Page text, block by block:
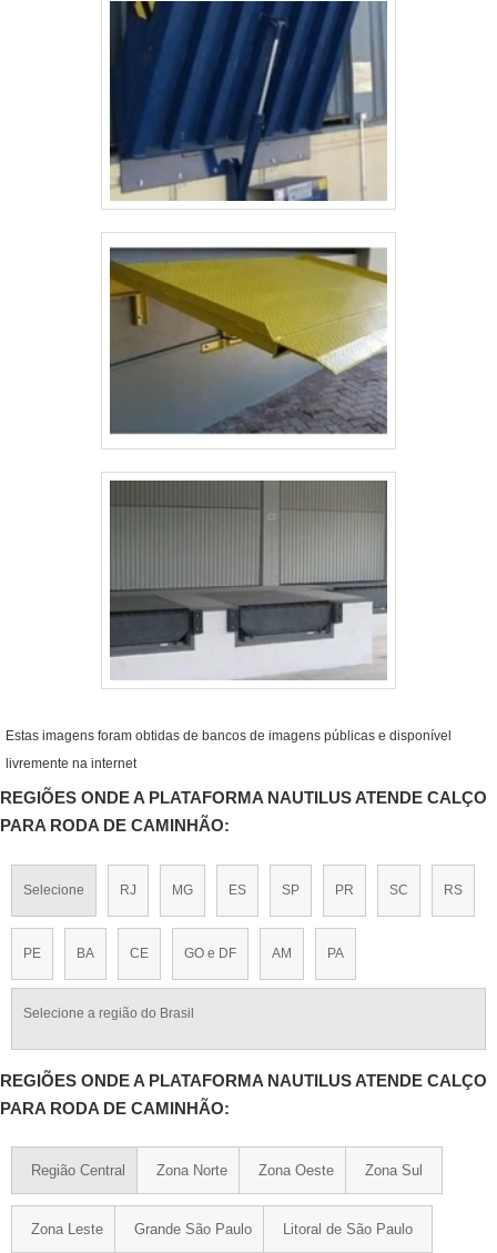
Estas imagens foram obtidas de bancos de imagens públicas e disponível
livremente na internet
REGIÕES ONDE A PLATAFORMA NAUTILUS ATENDE CALÇO
PARA RODA DE CAMINHÃO:
Selecione RJ MG ES SP PR SC RS
PE BA CE GO e DF AM PA
Selecione a região do Brasil
REGIÕES ONDE A PLATAFORMA NAUTILUS ATENDE CALÇO
PARA RODA DE CAMINHÃO:
Região Central Zona Norte Zona Oeste Zona Sul
Zona Leste Grande São Paulo Litoral de São Paulo